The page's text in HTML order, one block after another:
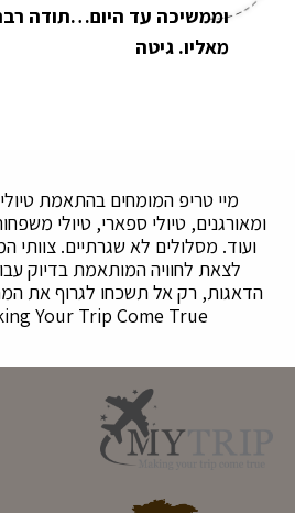
וממשיכה עד היום…תודה
מאליו. גיטה
מיי טריפ המומחים בהתאמת
ומאורגנים, טיולי ספארי, טיולי
ועוד. מסלולים לא שגרתיים. צוותי
לצאת לחוויה המותאמת בדיוק
הדאגות, רק אל תשכחו לגרוף את
Your Trip Come True